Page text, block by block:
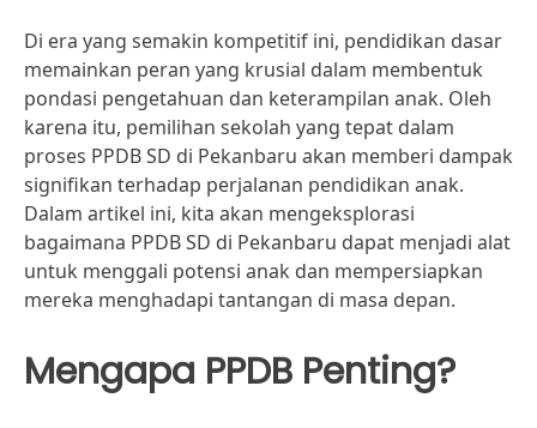
Di era yang semakin kompetitif ini, pendidikan dasar
memainkan peran yang krusial dalam membentuk
pondasi pengetahuan dan keterampilan anak. Oleh
karena itu, pemilihan sekolah yang tepat dalam
proses PPDB SD di Pekanbaru akan memberi dampak
signifikan terhadap perjalanan pendidikan anak.
Dalam artikel ini, kita akan mengeksplorasi
bagaimana PPDB SD di Pekanbaru dapat menjadi alat
untuk menggali potensi anak dan mempersiapkan
mereka menghadapi tantangan di masa depan.
Mengapa PPDB Penting?